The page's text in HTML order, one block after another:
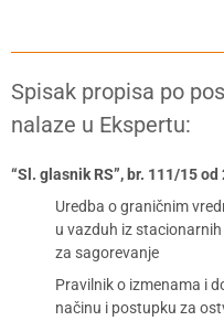
Spisak propisa po
nalaze u Ekspertu:
“Sl. glasnik RS”, br. 111/15
Uredba o graničnim
u vazduh iz
za sagorevanje
Pravilnik o izmenama i
načinu i postupku za